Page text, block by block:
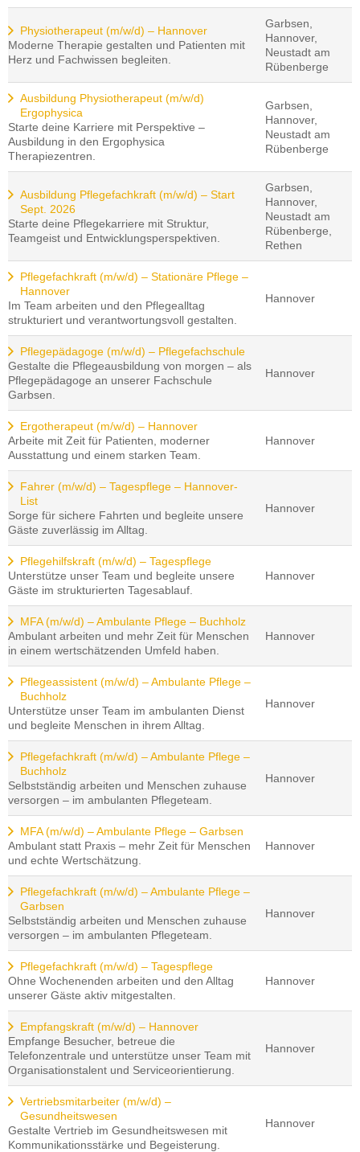
Physiotherapeut (m/w/d) – Hannover
Moderne Therapie gestalten und Patienten mit
Herz und Fachwissen begleiten.
Garbsen,
Hannover,
Neustadt am
Rübenberge
Ausbildung Physiotherapeut (m/w/d)
Ergophysica
Starte deine Karriere mit Perspektive –
Ausbildung in den Ergophysica
Therapiezentren.
Garbsen,
Hannover,
Neustadt am
Rübenberge
Ausbildung Pflegefachkraft (m/w/d) – Start
Sept. 2026
Starte deine Pflegekarriere mit Struktur,
Teamgeist und Entwicklungsperspektiven.
Garbsen,
Hannover,
Neustadt am
Rübenberge,
Rethen
Pflegefachkraft (m/w/d) – Stationäre Pflege –
Hannover
Im Team arbeiten und den Pflegealltag
strukturiert und verantwortungsvoll gestalten.
Hannover
Pflegepädagoge (m/w/d) – Pflegefachschule
Gestalte die Pflegeausbildung von morgen – als
Pflegepädagoge an unserer Fachschule
Garbsen.
Hannover
Ergotherapeut (m/w/d) – Hannover
Arbeite mit Zeit für Patienten, moderner
Ausstattung und einem starken Team.
Hannover
Fahrer (m/w/d) – Tagespflege – Hannover-
List
Sorge für sichere Fahrten und begleite unsere
Gäste zuverlässig im Alltag.
Hannover
Pflegehilfskraft (m/w/d) – Tagespflege
Unterstütze unser Team und begleite unsere
Gäste im strukturierten Tagesablauf.
Hannover
MFA (m/w/d) – Ambulante Pflege – Buchholz
Ambulant arbeiten und mehr Zeit für Menschen
in einem wertschätzenden Umfeld haben.
Hannover
Pflegeassistent (m/w/d) – Ambulante Pflege –
Buchholz
Unterstütze unser Team im ambulanten Dienst
und begleite Menschen in ihrem Alltag.
Hannover
Pflegefachkraft (m/w/d) – Ambulante Pflege –
Buchholz
Selbstständig arbeiten und Menschen zuhause
versorgen – im ambulanten Pflegeteam.
Hannover
MFA (m/w/d) – Ambulante Pflege – Garbsen
Ambulant statt Praxis – mehr Zeit für Menschen
und echte Wertschätzung.
Hannover
Pflegefachkraft (m/w/d) – Ambulante Pflege –
Garbsen
Selbstständig arbeiten und Menschen zuhause
versorgen – im ambulanten Pflegeteam.
Hannover
Pflegefachkraft (m/w/d) – Tagespflege
Ohne Wochenenden arbeiten und den Alltag
unserer Gäste aktiv mitgestalten.
Hannover
Empfangskraft (m/w/d) – Hannover
Empfange Besucher, betreue die
Telefonzentrale und unterstütze unser Team mit
Organisationstalent und Serviceorientierung.
Hannover
Vertriebsmitarbeiter (m/w/d) –
Gesundheitswesen
Gestalte Vertrieb im Gesundheitswesen mit
Kommunikationsstärke und Begeisterung.
Hannover